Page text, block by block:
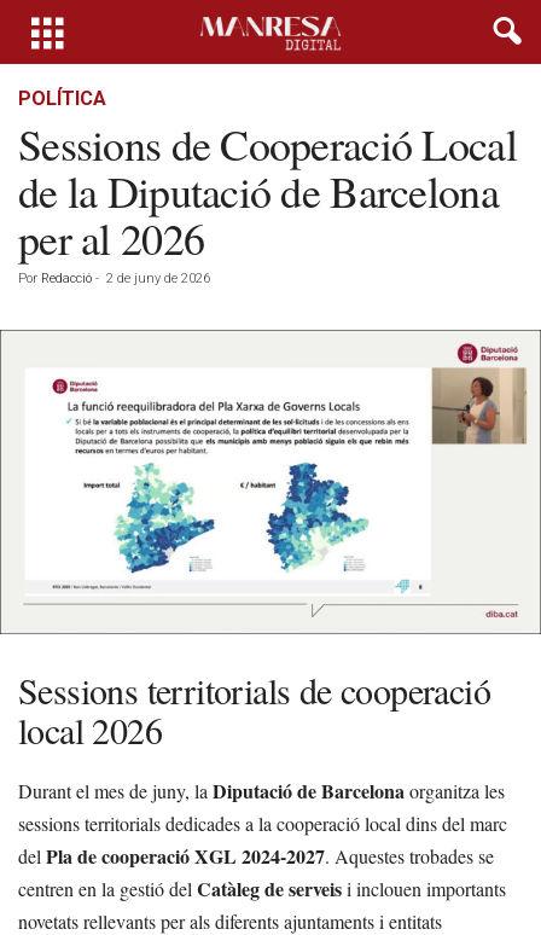
POLÍTICA
Sessions de Cooperació Local
de la Diputació de Barcelona
per al 2026
Por Redacció - 2 de juny de 2026
Sessions territorials de cooperació
local 2026
Durant el mes de juny, la Diputació de Barcelonaorganitza les
sessions territorials dedicades a la cooperació local dins del marc
del Pla de cooperació XGL 2024-2027. Aquestes trobades se
centren en la gestió del Catàleg de serveisi inclouen importants
novetats rellevants per als diferents ajuntaments i entitats